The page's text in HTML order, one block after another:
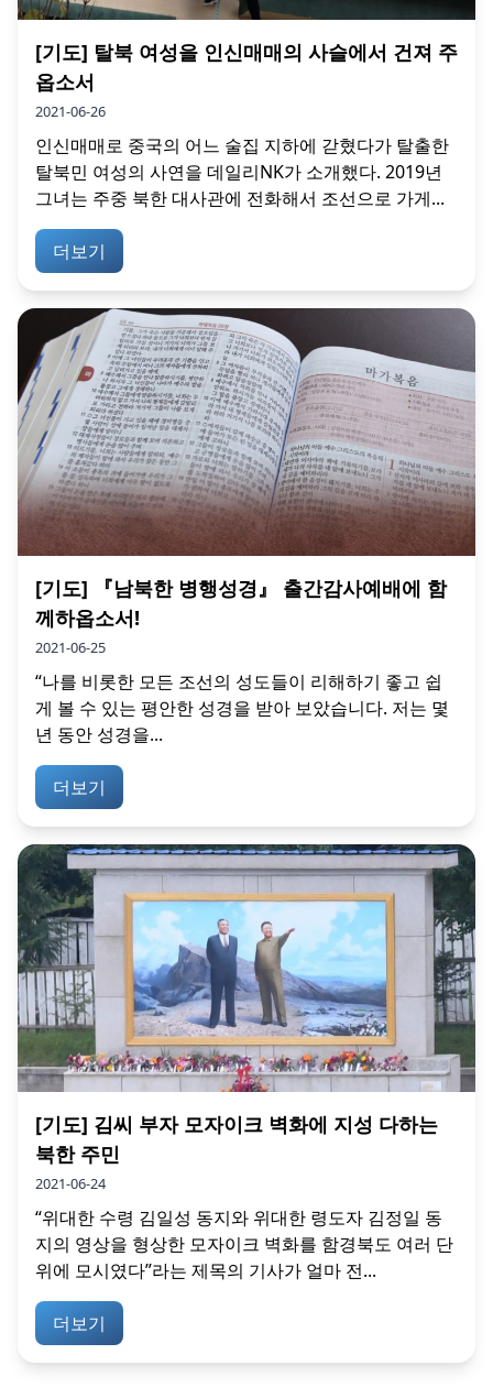
[기도] 탈북 여성을 인신매매의 사슬에서 건져 주
옵소서
2021-06-26
인신매매로 중국의 어느 술집 지하에 갇혔다가 탈출한
탈북민 여성의 사연을 데일리NK가 소개했다. 2019년
그녀는 주중 북한 대사관에 전화해서 조선으로 가게...
더보기
[기도] 『남북한 병행성경』 출간감사예배에 함
께하옵소서!
2021-06-25
“나를 비롯한 모든 조선의 성도들이 리해하기 좋고 쉽
게 볼 수 있는 평안한 성경을 받아 보았습니다. 저는 몇
년 동안 성경을...
더보기
[기도] 김씨 부자 모자이크 벽화에 지성 다하는
북한 주민
2021-06-24
“위대한 수령 김일성 동지와 위대한 령도자 김정일 동
지의 영상을 형상한 모자이크 벽화를 함경북도 여러 단
위에 모시였다”라는 제목의 기사가 얼마 전...
더보기